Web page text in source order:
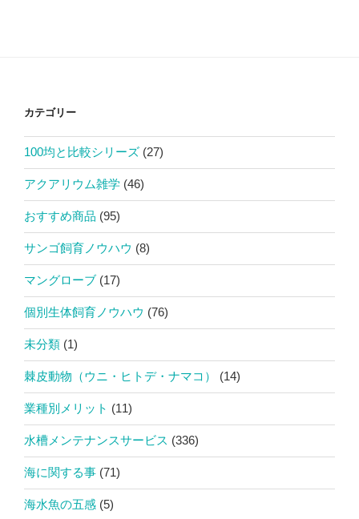
カテゴリー
100均と比較シリーズ (27)
アクアリウム雑学 (46)
おすすめ商品 (95)
サンゴ飼育ノウハウ (8)
マングローブ (17)
個別生体飼育ノウハウ (76)
未分類 (1)
棘皮動物（ウニ・ヒトデ・ナマコ） (14)
業種別メリット (11)
水槽メンテナンスサービス (336)
海に関する事 (71)
海水魚の五感 (5)